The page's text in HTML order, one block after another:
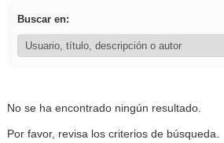
Buscar en:
No se ha encontrado ningún resultado.
Por favor, revisa los criterios de búsqueda.